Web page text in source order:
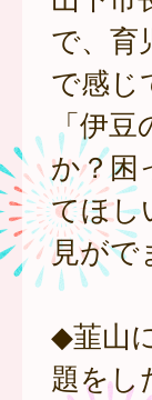
で、育
で感じ
「伊
か？困
てほし
見がで
◆韮山
題をし